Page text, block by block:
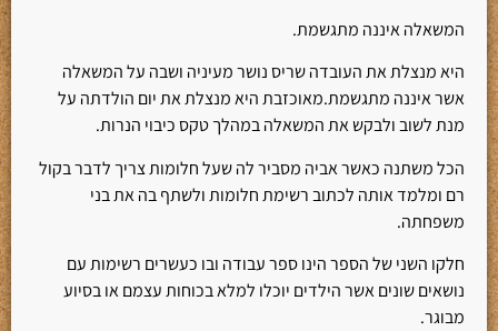
המשאלה איננה מתגשמת.
היא מנצלת את העובדה שריס נושר מעיניה ושבה על המשאלה
אשר איננה מתגשמת.מאוכזבת היא מנצלת את יום הולדתה על
מנת לשוב ולבקש את המשאלה במהלך טקס כיבוי הנרות.
הכל משתנה כאשר אביה מסביר לה שעל חלומות צריך לדבר בקול
רם ומלמד אותה לכתוב רשימת חלומות ולשתף בה את בני
משפחתה.
חלקו השני של הספר הינו ספר עבודה ובו כעשרים רשימות עם
נושאים שונים אשר הילדים יוכלו למלא בכוחות עצמם או בסיוע
מבוגר.